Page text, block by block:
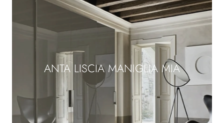
ANTA LISCIA MANIGLIA MIA